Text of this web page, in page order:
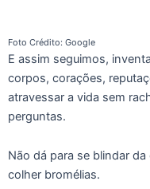
Foto Crédito: Google
E assim seguimos,
corpos, corações,
atravessar a vida sem
perguntas.
Não dá para se blindar
colher bromélias.